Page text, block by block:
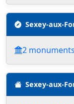
Sexey-aux-
2
Sexey-aux-